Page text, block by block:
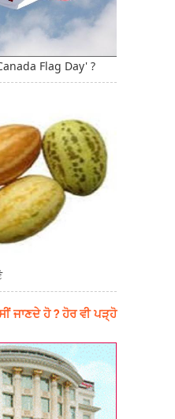
Flag Day' ?
ਜਾਣਦੇ ਹੋ ? ਹੋਰ ਵੀ ਪੜ੍ਹੋ